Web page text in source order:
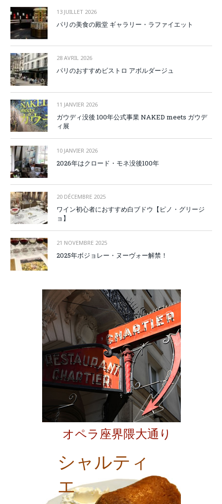
13 JUILLET 2026
パリの美食の殿堂 ギャラリー・ラファイエット
28 AVRIL 2026
パリのおすすめビストロ アボルダージュ
11 JANVIER 2026
ガウディ没後 100年公式事業 NAKED meets ガウデ
ィ展
10 JANVIER 2026
2026年はクロード・モネ没後100年
20 DÉCEMBRE 2025
ワイン初心者におすすめ白ブドウ【ピノ・グリージ
ョ】
21 NOVEMBRE 2025
2025年ボジョレー・ヌーヴォー解禁！
シャルティ
エ
オペラ座界隈大通り